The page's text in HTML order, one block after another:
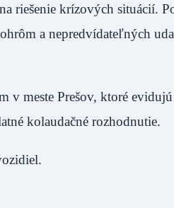
riešenie krízových situácií.
a nepredvídateľných
v meste Prešov, ktoré
kolaudačné rozhodnutie.